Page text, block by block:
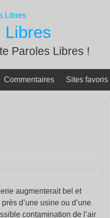
Libres
Paroles Libres !
Commentaires Sites favoris
augmenterait bel et
d’une usine ou d’une
contamination de l’air